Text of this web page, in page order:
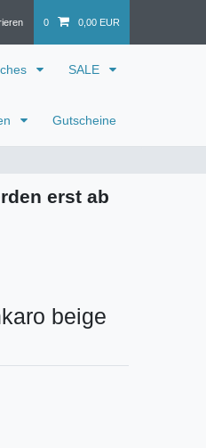
0 0,00 EUR
SALE
Gutscheine
erst ab
beige